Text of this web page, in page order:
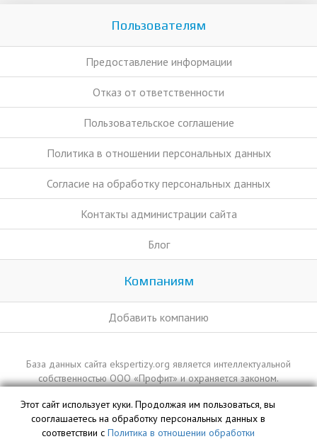
Пользователям
Предоставление информации
Отказ от ответственности
Пользовательское соглашение
Политика в отношении персональных данных
Согласие на обработку персональных данных
Контакты администрации сайта
Блог
Компаниям
Добавить компанию
База данных сайта ekspertizy.org является интеллектуальной
собственностью ООО «Профит» и охраняется законом.
Этот сайт использует куки. Продолжая им пользоваться, вы
сооглашаетесь на обработку персональных данных в
соответствии с Политика в отношении обработки